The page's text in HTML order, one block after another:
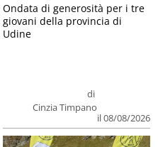
di
Cinzia Timpano
il 08/08/2026
Ondata di generosità per i tre
giovani della provincia di
Udine